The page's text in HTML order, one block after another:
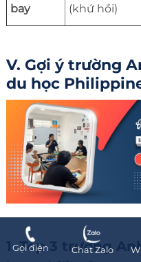
bay
(khứ hồi)
V. Gợi ý trường
du học
1. Top 3 trường
Gọi điện Chat Zalo